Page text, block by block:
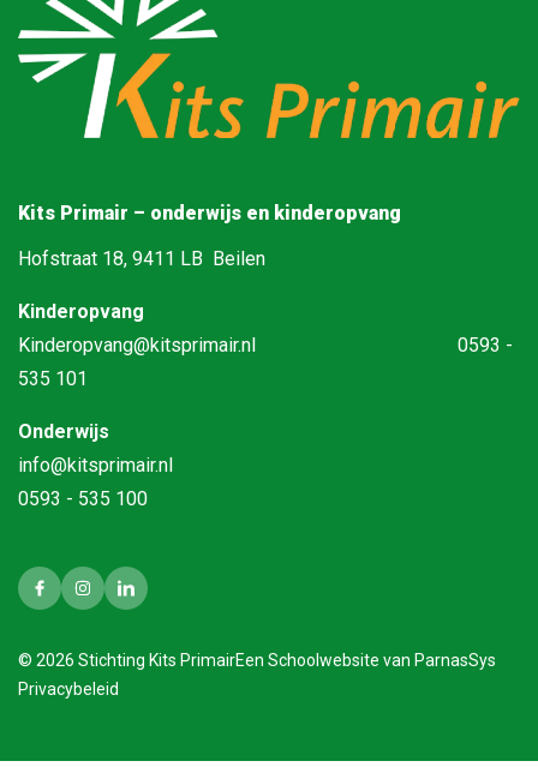
Kits Primair – onderwijs en kinderopvang
Hofstraat 18, 9411 LB Beilen
Kinderopvang
Kinderopvang@kitsprimair.nl
0593 -
535 101
Onderwijs
info@kitsprimair.nl
0593 - 535 100
© 2026 Stichting Kits PrimairEen Schoolwebsite van ParnasSys
Privacybeleid